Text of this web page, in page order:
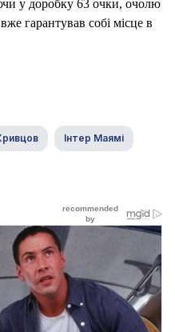
у доробку 63 очки, очолю
гарантував собі місце в
Інтер Маямі